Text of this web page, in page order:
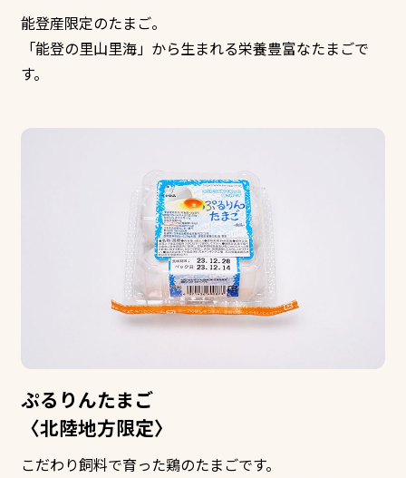
能登産限定のたまご。
「能登の里山里海」から生まれる栄養豊富なたまごで
す。
ぷるりんたまご
〈北陸地方限定〉
こだわり飼料で育った鶏のたまごです。